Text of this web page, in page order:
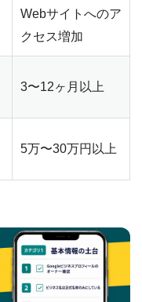
Webサイトへのア
クセス増加
3〜12ヶ月以上
5万〜30万円以上